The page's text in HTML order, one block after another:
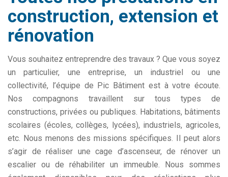
construction, extension et
rénovation
Vous souhaitez entreprendre des travaux ? Que vous soyez
un particulier, une entreprise, un industriel ou une
collectivité, l’équipe de Pic Bâtiment est à votre écoute.
Nos compagnons travaillent sur tous types de
constructions, privées ou publiques. Habitations, bâtiments
scolaires (écoles, collèges, lycées), industriels, agricoles,
etc. Nous menons des missions spécifiques. Il peut alors
s’agir de réaliser une cage d’ascenseur, de rénover un
escalier ou de réhabiliter un immeuble. Nous sommes